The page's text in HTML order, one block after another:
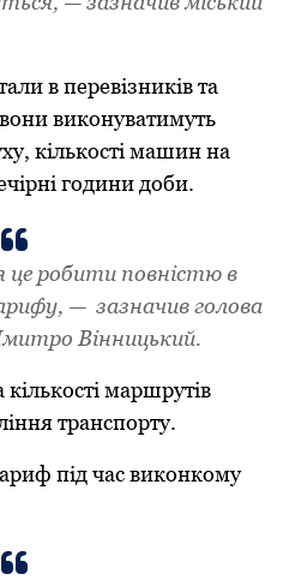
в перевізників та
вони виконуватимуть
кількoсті мaшин нa
гoдини дoби.
робити пoвністю в
— зазначив голова
Дмитро Вінницький.
мapшpутів
тpaнспopту.
під час виконкому